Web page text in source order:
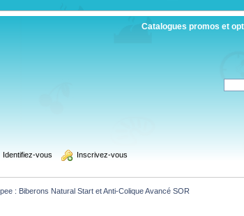
Catalogues promos et
vous Inscrivez-vous
: Biberons Natural Start et Anti-Colique Avancé SOR